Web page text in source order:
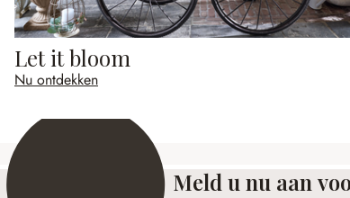
Let it bloom
Nu ontdekken
Meld u nu aan